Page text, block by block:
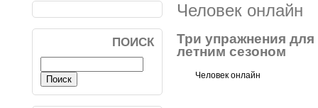
Человек онлайн
Три упражнения для
летним сезоном
Человек онлайн
ПОИСК